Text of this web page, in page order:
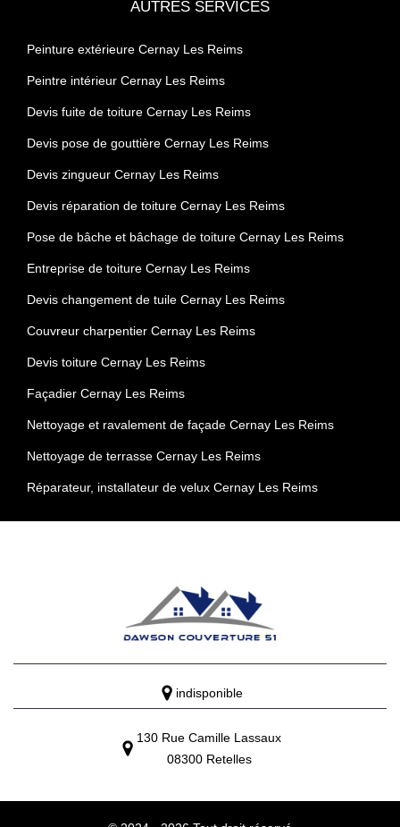
AUTRES SERVICES
Peinture extérieure Cernay Les Reims
Peintre intérieur Cernay Les Reims
Devis fuite de toiture Cernay Les Reims
Devis pose de gouttière Cernay Les Reims
Devis zingueur Cernay Les Reims
Devis réparation de toiture Cernay Les Reims
Pose de bâche et bâchage de toiture Cernay Les Reims
Entreprise de toiture Cernay Les Reims
Devis changement de tuile Cernay Les Reims
Couvreur charpentier Cernay Les Reims
Devis toiture Cernay Les Reims
Façadier Cernay Les Reims
Nettoyage et ravalement de façade Cernay Les Reims
Nettoyage de terrasse Cernay Les Reims
Réparateur, installateur de velux Cernay Les Reims
indisponible
130 Rue Camille Lassaux
08300 Retelles